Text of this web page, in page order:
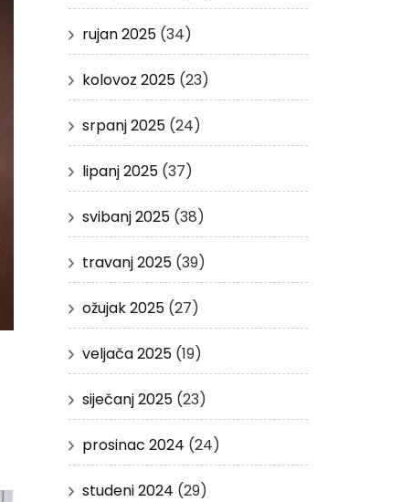
rujan 2025(34)
kolovoz 2025(23)
srpanj 2025(24)
lipanj 2025(37)
svibanj 2025(38)
travanj 2025(39)
ožujak 2025(27)
veljača 2025(19)
siječanj 2025(23)
prosinac 2024 (24)
studeni 2024 (29)